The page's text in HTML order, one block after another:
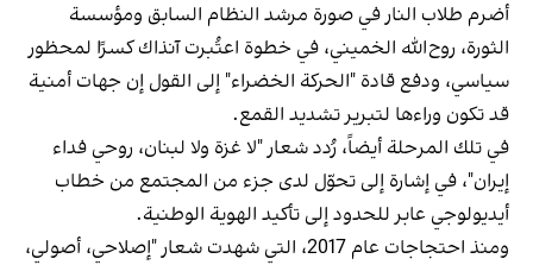
أضرم طلاب النار في صورة مرشد النظام السابق ومؤسسة
الثورة، روح‌الله الخميني، في خطوة اعتُبرت آنذاك كسرًا لمحظور
سياسي، ودفع قادة "الحركة الخضراء" إلى القول إن جهات أمنية
قد تكون وراءها لتبرير تشديد القمع.
في تلك المرحلة أيضاً، رُدد شعار "لا غزة ولا لبنان، روحي فداء
إيران"، في إشارة إلى تحوّل لدى جزء من المجتمع من خطاب
أيديولوجي عابر للحدود إلى تأكيد الهوية الوطنية.
ومنذ احتجاجات عام 2017، التي شهدت شعار "إصلاحي، أصولي،